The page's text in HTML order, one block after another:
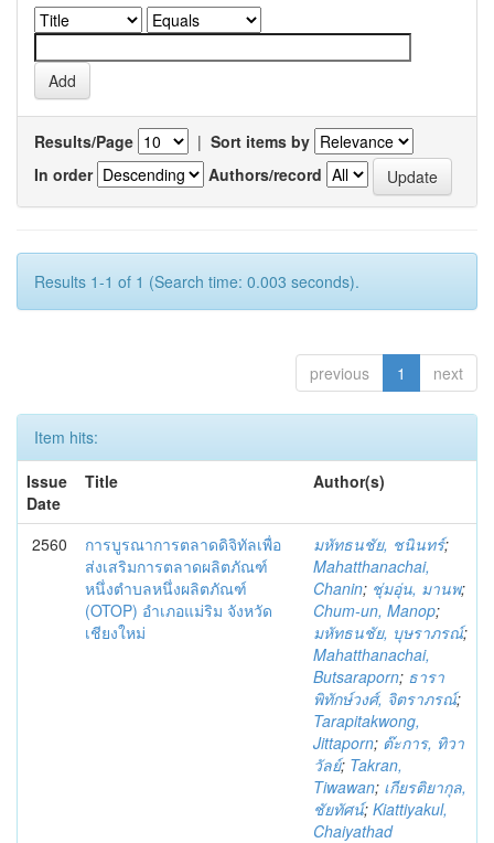
Results/Page | Sort items by
In order
Authors/record
Results 1-1 of 1 (Search time: 0.003 seconds).
previous 1 next
Item hits:
Issue
Date
Title Author(s)
2560
การบูรณาการตลาดดิจิทัลเพื่อ
ส่งเสริมการตลาดผลิตภัณฑ์
หนึ่งตำบลหนึ่งผลิตภัณฑ์
(OTOP) อำเภอแม่ริม จังหวัด
เชียงใหม่
มหัทธนชัย, ชนินทร์;
Mahatthanachai,
Chanin; ชุ่มอุ่น, มานพ;
Chum-un, Manop;
มหัทธนชัย, บุษราภรณ์;
Mahatthanachai,
Butsaraporn; ธารา
พิทักษ์วงศ์, จิตราภรณ์;
Tarapitakwong,
Jittaporn; ต๊ะการ, ทิวา
วัลย์; Takran,
Tiwawan; เกียรติยากุล,
ชัยทัศน์; Kiattiyakul,
Chaiyathad